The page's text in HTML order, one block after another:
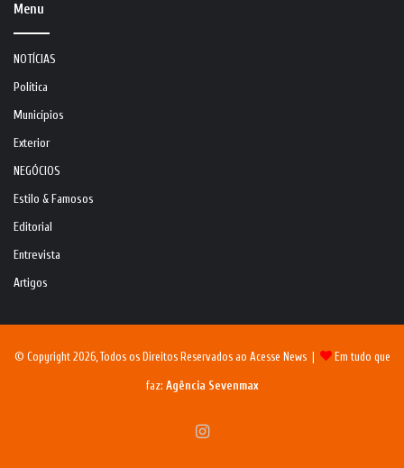
Menu
NOTÍCIAS
Política
Municípios
Exterior
NEGÓCIOS
Estilo & Famosos
Editorial
Entrevista
Artigos
© Copyright 2026, Todos os Direitos Reservados ao Acesse News | Em tudo que
faz: Agência Sevenmax
Instagram